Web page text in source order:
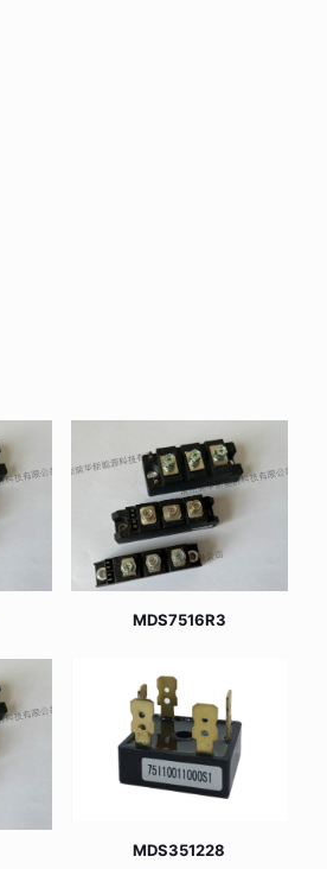
MDS7516R3
MDS351228